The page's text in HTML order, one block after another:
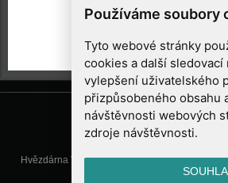
Používáme soubory
Tyto webové stránky
cookies a další sledovací
vylepšení uživatelského
přizpůsobeného obsahu
návštěvnosti webových
zdroje návštěvnosti.
TECHNIKA A KOSMICKÉ
TECHNOLOGIE
Hvězdárna Valašské Meziříčí, příspěvková
01 Valašské Meziříčí